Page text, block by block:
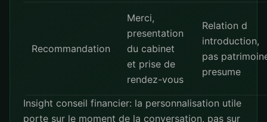
Recommandation
Merci,
presentation
du cabinet
et prise de
rendez-vous
Relation d
introduction,
pas
presume
Insight conseil financier: la personnalisation utile
porte sur le moment de la conversation, pas sur